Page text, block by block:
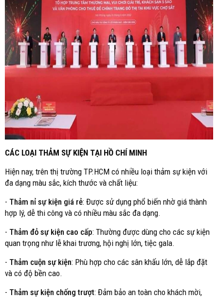
CÁC LOẠI THẢM SỰ KIỆN TẠI HỒ CHÍ MINH
Hiện nay, trên thị trường TP.HCM có nhiều loại thảm sự kiện với
đa dạng màu sắc, kích thước và chất liệu:
- Thảm nỉ sự kiện giá rẻ: Được sử dụng phổ biến nhờ giá thành
hợp lý, dễ thi công và có nhiều màu sắc đa dạng.
- Thảm đỏ sự kiện cao cấp: Thường được dùng cho các sự kiện
quan trọng như lễ khai trương, hội nghị lớn, tiệc gala.
- Thảm cuộn sự kiện: Phù hợp cho các sân khấu lớn, dễ lắp đặt
và có độ bền cao.
- Thảm sự kiện chống trượt: Đảm bảo an toàn cho khách mời,